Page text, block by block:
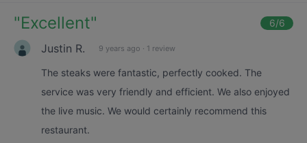
"Excellent" 6/6
Justin R. 9 years ago · 1 review
The steaks were fantastic, perfectly cooked. The
service was very friendly and efficient. We also enjoyed
the live music. We would certainly recommend this
restaurant.